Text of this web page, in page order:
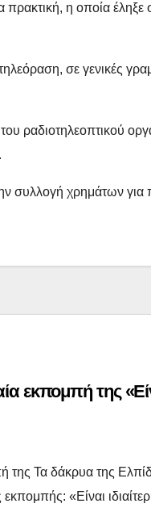
πρακτική, η οποία έληξε
σε γενικές
ραδιοτηλεοπτικού
συλλογή χρημάτων
εκπομπή της
της Τα δάκρυα της
«Είναι